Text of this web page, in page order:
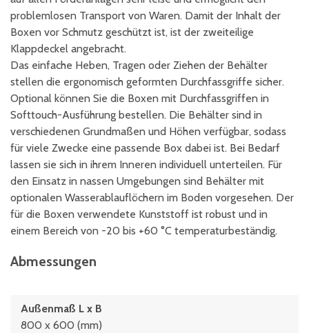
problemlosen Transport von Waren. Damit der Inhalt der
Boxen vor Schmutz geschützt ist, ist der zweiteilige
Klappdeckel angebracht.
Das einfache Heben, Tragen oder Ziehen der Behälter
stellen die ergonomisch geformten Durchfassgriffe sicher.
Optional können Sie die Boxen mit Durchfassgriffen in
Softtouch-Ausführung bestellen. Die Behälter sind in
verschiedenen Grundmaßen und Höhen verfügbar, sodass
für viele Zwecke eine passende Box dabei ist. Bei Bedarf
lassen sie sich in ihrem Inneren individuell unterteilen. Für
den Einsatz in nassen Umgebungen sind Behälter mit
optionalen Wasserablauflöchern im Boden vorgesehen. Der
für die Boxen verwendete Kunststoff ist robust und in
einem Bereich von -20 bis +60 °C temperaturbeständig.
Abmessungen
Außenmaß L x B
800 x 600 (mm)